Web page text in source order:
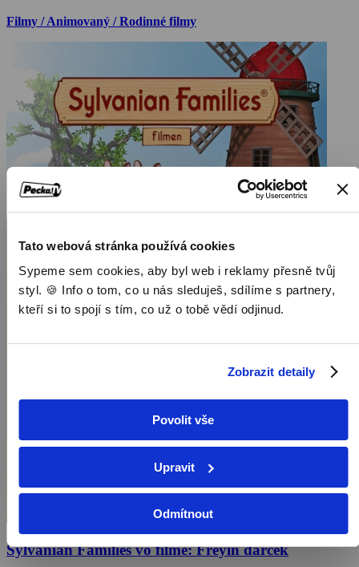
Tato webová stránka používá cookies
Sypeme sem cookies, aby byl web i reklamy přesně tvůj
styl. 🍪 Info o tom, co u nás sleduješ, sdílíme s partnery,
kteří si to spojí s tím, co už o tobě vědí odjinud.
Zobrazit detaily
Povolit vše
Upravit
Odmítnout
Filmy / Animovaný / Rodinné filmy
Sylvanian Families vo filme: Freyin darček